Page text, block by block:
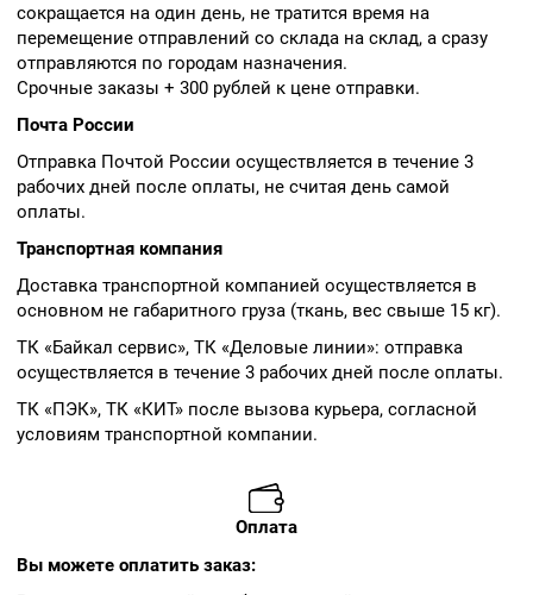
сокращается на один день, не тратится время на
перемещение отправлений со склада на склад, а сразу
отправляются по городам назначения.
Срочные заказы + 300 рублей к цене отправки.
Почта России
Отправка Почтой России осуществляется в течение 3
рабочих дней после оплаты, не считая день самой
оплаты.
Транспортная компания
Доставка транспортной компанией осуществляется в
основном не габаритного груза (ткань, вес свыше 15 кг).
ТК «Байкал сервис», ТК «Деловые линии»: отправка
осуществляется в течение 3 рабочих дней после оплаты.
ТК «ПЭК», ТК «КИТ» после вызова курьера, согласной
условиям транспортной компании.
Оплата
Вы можете оплатить заказ: